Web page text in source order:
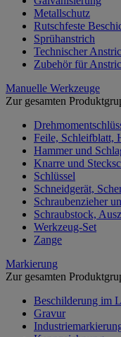
Metallschutz
Rutschfeste
Sprühanstrich
Technischer
Zubehör für
Manuelle Werkzeuge
Zur gesamten
Feile, Schleifblatt,
Hammer und
Knarre und
Schlüssel
Schneidgerät,
Schraubenzieher
Schraubstock,
Werkzeug-Set
Zange
Markierung
Zur gesamten
Beschilderung im
Gravur